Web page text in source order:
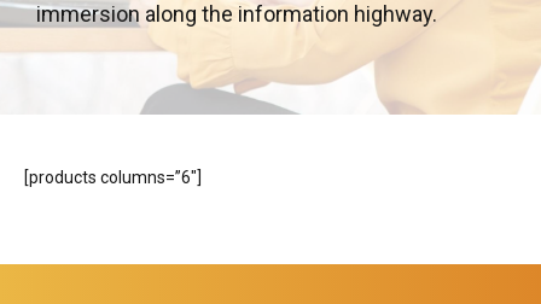
immersion along the information highway.
[products columns=”6″]